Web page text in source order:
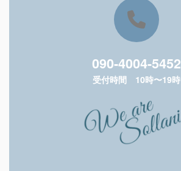
090-4004-5452
受付時間 10時〜19時